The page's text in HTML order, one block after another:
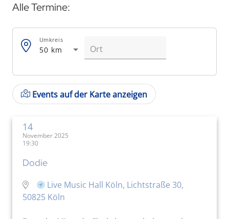
Alle Termine:
50 km
Umkreis
Events auf der Karte anzeigen
14
November 2025
19:30
Dodie
Live Music Hall Köln, Lichtstraße 30,
50825 Köln